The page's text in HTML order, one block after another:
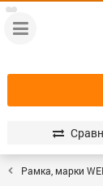
Рамка, марки